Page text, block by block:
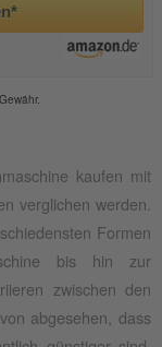
kaufen mit
verglichen werden.
Formen
bis hin zur
zwischen den
abgesehen, dass